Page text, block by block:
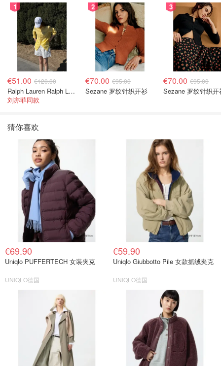
1
€51.00 €120.00
Ralph Lauren Ralph Lauren 男童亚麻衬衫
刘亦菲同款
2
€70.00 €95.00
Sezane 罗纹针织开衫
3
€70.00 €95.00
Sezane 罗纹针织开
猜你喜欢
€69.90
Uniqlo PUFFERTECH 女装夹克
UNIQLO德国
€59.90
Uniqlo Giubbotto Pile 女款抓绒夹克
UNIQLO德国